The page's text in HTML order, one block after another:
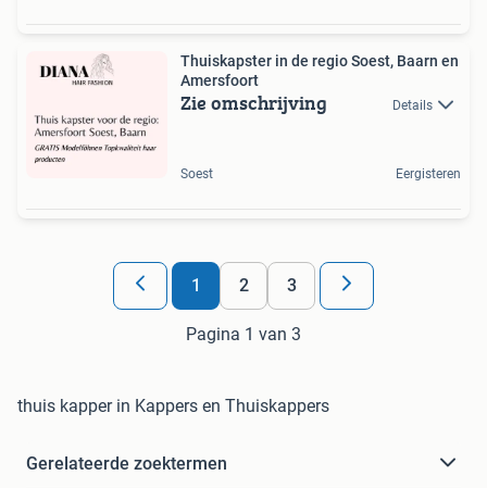
Thuiskapster in de regio Soest, Baarn en
Amersfoort
Zie omschrijving Details
Soest Eergisteren
1 2 3
Pagina 1 van 3
thuis kapper in Kappers en Thuiskappers
Gerelateerde zoektermen